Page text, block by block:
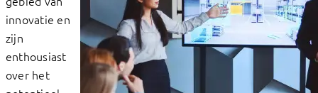
innovatie en
zijn
enthousiast
over het